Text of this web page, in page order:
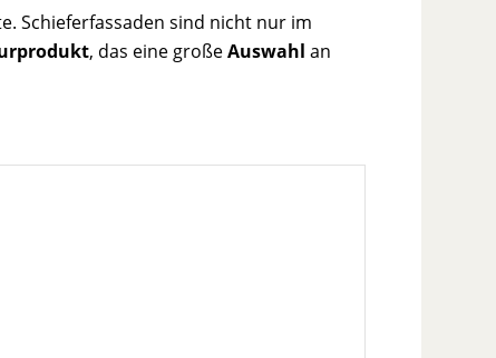
Schieferfassaden sind nicht nur im
, das eine großeAuswahl an